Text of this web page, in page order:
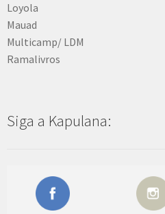
Loyola
Mauad
Multicamp/ LDM
Ramalivros
Siga a Kapulana: